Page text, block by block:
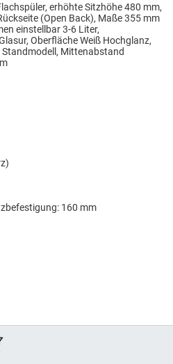
erhöhte Sitzhöhe 480 mm,
(Open Back), Maße 355 mm
einstellbar 3-6 Liter,
Oberfläche Weiß Hochglanz,
Mittenabstand
160 mm